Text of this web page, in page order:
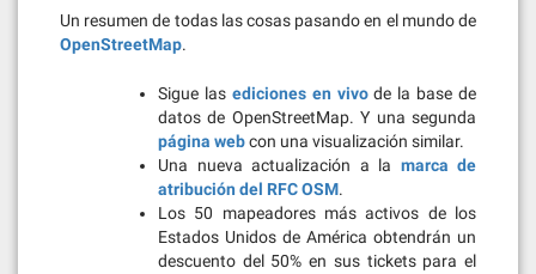
Un resumen de todas las cosas pasando en el mundo de
OpenStreetMap.
Sigue las ediciones en vivode la base de
datos de OpenStreetMap. Y una segunda
página webcon una visualización similar.
Una nueva actualización a la marca de
atribución del RFC OSM.
Los 50 mapeadores más activos de los
Estados Unidos de América obtendrán un
descuento del 50% en sus tickets para el